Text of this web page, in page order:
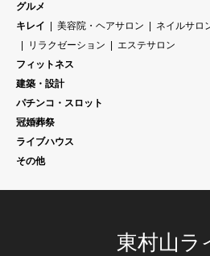
グルメ
キレイ
美容院・ヘアサロン
ネイルサロ
リラクゼーション
エステサロン
フィットネス
建築・設計
パチンコ・スロット
冠婚葬祭
ライブハウス
その他
東村山ラ